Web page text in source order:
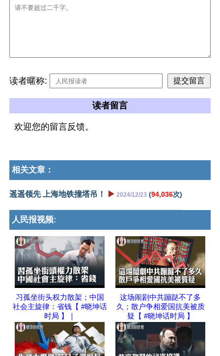
读者暱称:
读者留言
欢迎您的留言反馈。
相关文章：
遥遥领先 上海地铁撞塔吊！ ▶️ 2024/12/23 (94,036次)
人民报视频:
习孤坐街头权力散架；中国
社会主旋律：省钱【 #晓坤话
时局 】｜
这场闹剧中共蹦跶不了多
久；散户争相爱国抗美被质
疑【 #晓坤话时局 】